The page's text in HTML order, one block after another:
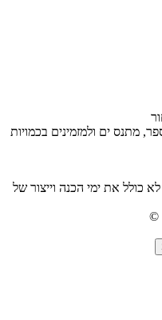
מתנס ים ולמזמינים בכמויות
עד 7 ימי עסקים לא כולל את ימי הכנה וייצור של